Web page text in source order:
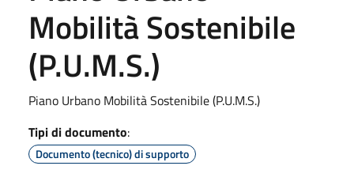
Mobilità Sostenibile
(P.U.M.S.)
Piano Urbano Mobilità Sostenibile (P.U.M.S.)
Tipi di documento:
Documento (tecnico) di supporto